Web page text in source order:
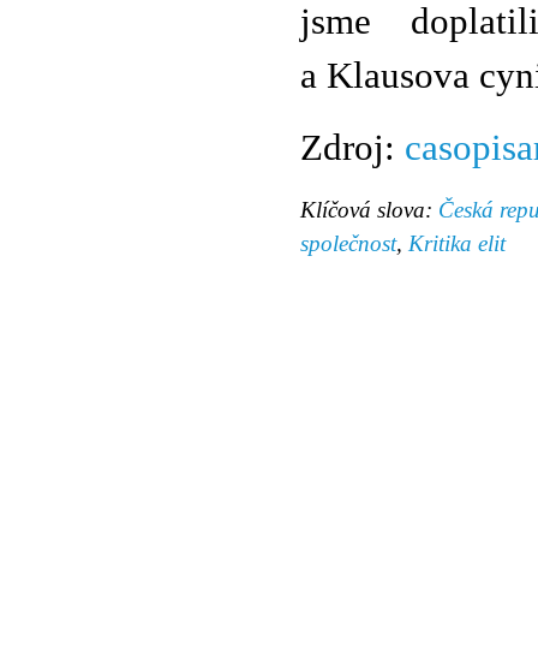
jsme
a Klausova
Zdroj:
Klíčová slova: Česká
společnost, Kritika elit